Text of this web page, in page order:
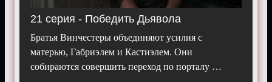
21 серия - Победить Дьявола
Братья Винчестеры объединяют усилия с
матерью, Габриэлем и Кастиэлем. Они
собираются совершить переход по порталу …